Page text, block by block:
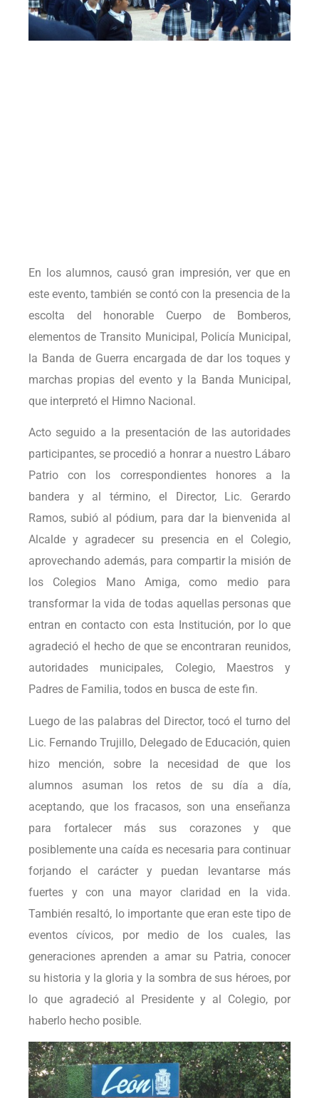
En los alumnos, causó gran impresión, ver que en
este evento, también se contó con la presencia de la
escolta del honorable Cuerpo de Bomberos,
elementos de Transito Municipal, Policía Municipal,
la Banda de Guerra encargada de dar los toques y
marchas propias del evento y la Banda Municipal,
que interpretó el Himno Nacional.
Acto seguido a la presentación de las autoridades
participantes, se procedió a honrar a nuestro Lábaro
Patrio con los correspondientes honores a la
bandera y al término, el Director, Lic. Gerardo
Ramos, subió al pódium, para dar la bienvenida al
Alcalde y agradecer su presencia en el Colegio,
aprovechando además, para compartir la misión de
los Colegios Mano Amiga, como medio para
transformar la vida de todas aquellas personas que
entran en contacto con esta Institución, por lo que
agradeció el hecho de que se encontraran reunidos,
autoridades municipales, Colegio, Maestros y
Padres de Familia, todos en busca de este fin.
Luego de las palabras del Director, tocó el turno del
Lic. Fernando Trujillo, Delegado de Educación, quien
hizo mención, sobre la necesidad de que los
alumnos asuman los retos de su día a día,
aceptando, que los fracasos, son una enseñanza
para fortalecer más sus corazones y que
posiblemente una caída es necesaria para continuar
forjando el carácter y puedan levantarse más
fuertes y con una mayor claridad en la vida.
También resaltó, lo importante que eran este tipo de
eventos cívicos, por medio de los cuales, las
generaciones aprenden a amar su Patria, conocer
su historia y la gloria y la sombra de sus héroes, por
lo que agradeció al Presidente y al Colegio, por
haberlo hecho posible.